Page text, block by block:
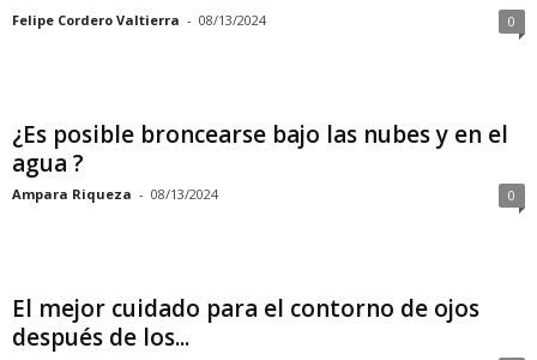
Felipe Cordero Valtierra - 08/13/2024 0
¿Es posible broncearse bajo las nubes y en el
agua ?
Ampara Riqueza - 08/13/2024 0
El mejor cuidado para el contorno de ojos
después de los...